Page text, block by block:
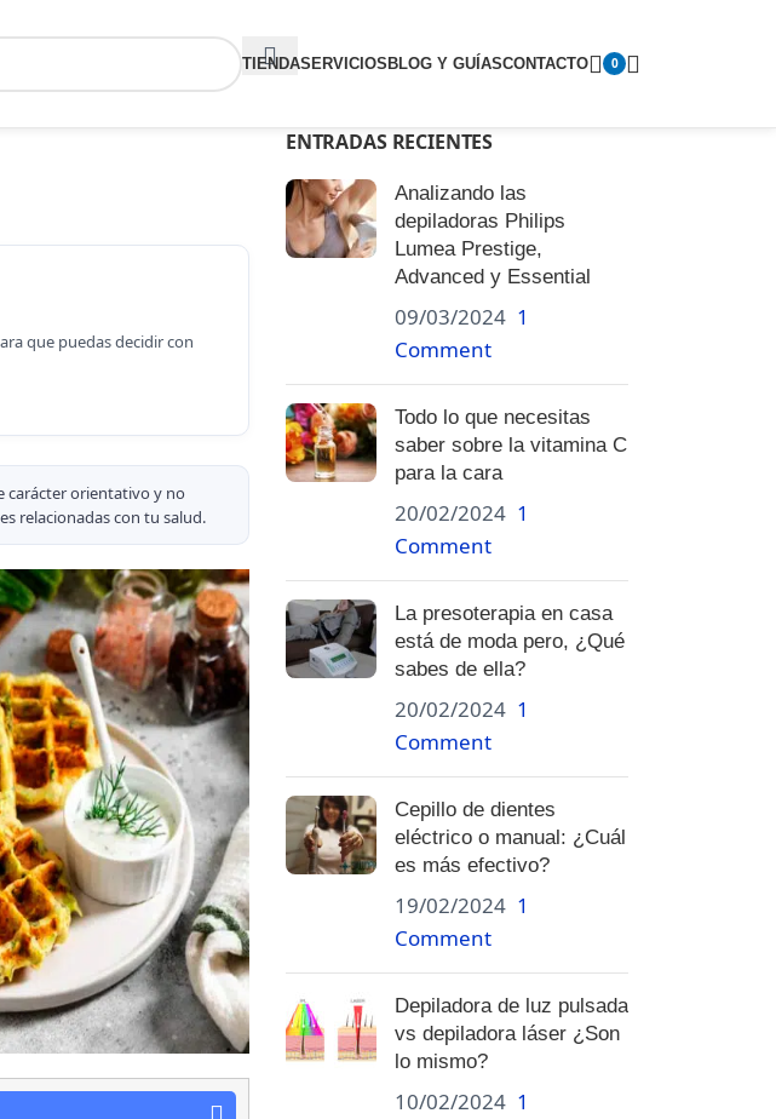
TIENDASERVICIOSBLOG Y GUÍASCONTACTO 0
que puedas decidir con
carácter orientativo y no
relacionadas con tu salud.
ENTRADAS RECIENTES
Analizando las
depiladoras Philips
Lumea Prestige,
Advanced y Essential
09/03/2024 1
Comment
Todo lo que necesitas
saber sobre la vitamina C
para la cara
20/02/2024 1
Comment
La presoterapia en casa
está de moda pero, ¿Qué
sabes de ella?
20/02/2024 1
Comment
Cepillo de dientes
eléctrico o manual: ¿Cuál
es más efectivo?
19/02/2024 1
Comment
Depiladora de luz pulsada
vs depiladora láser ¿Son
lo mismo?
10/02/2024 1